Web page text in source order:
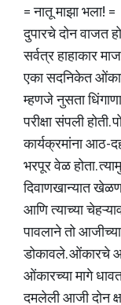
= नातू माझा भला! =
दुपारचे दोन वाजत
सर्वत्र हाहाकार
एका सदनिकेत
म्हणजे नुसता
परीक्षा संपली
कार्यक्रमांना
भरपूर वेळ होता.
दिवाणखान्यात
आणि त्याच्या
पावलाने तो
डोकावले. ओंकारचे
ओंकारच्या मागे
दमलेली आजी दोन